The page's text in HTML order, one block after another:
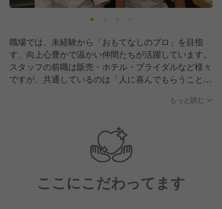
職場では、未経験から「おもてなしのプロ」を目指
す、向上心豊かで温かい仲間たちが活躍しています。
スタッフの前職は販売・ホテル・ブライダルなど様々
ですが、共通しているのは「人に喜んでもらうことが
での着付け指導や、お辞儀の角度といった基本動作か
調性が根付いています。
月に一度の勉強会を通じて日々スキルを磨き合うな
ど、切磋琢磨しながらも、休憩時間は和気あいあいと
したアットホームな雰囲気が自慢です。教育担当や店
長、料理長といった役割の垣根を越えて連携し、お客
様にとって最高のひとときを作るために一丸となって
もっと読む
ここにこだわってます